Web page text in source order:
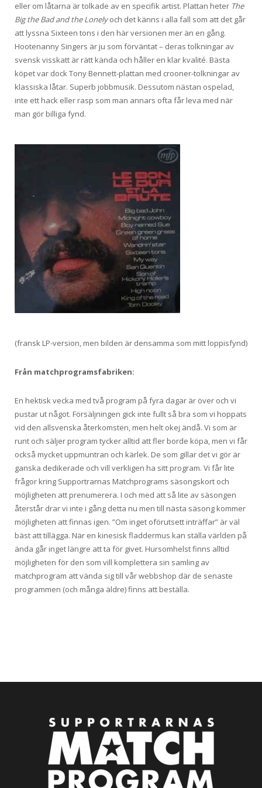
eller om låtarna är tolkade av en specifik artist. Plattan heter The
Big the Bad and the Lonelyoch det känns i alla fall som att det går
att lyssna Sixteen tons i den här versionen mer än en gång.
Hootenanny Singers är ju som förväntat – deras tolkningar av
svensk visskatt är rätt kända och håller en klar kvalité. Bästa
köpet var dock Tony Bennett-plattan med crooner-tolkningar av
klassiska låtar. Superb jobbmusik. Dessutom nästan ospelad,
inte ett hack eller rasp som man annars ofta får leva med när
man gör billiga fynd.
(fransk LP-version, men bilden är densamma som mitt loppisfynd)
Från matchprogramsfabriken:
En hektisk vecka med två program på fyra dagar är över och vi
pustar ut något. Försäljningen gick inte fullt så bra som vi hoppats
vid den allsvenska återkomsten, men helt okej ändå. Vi som är
runt och säljer program tycker alltid att fler borde köpa, men vi får
också mycket uppmuntran och kärlek. De som gillar det vi gör är
ganska dedikerade och vill verkligen ha sitt program. Vi får lite
frågor kring Supportrarnas Matchprograms säsongskort och
möjligheten att prenumerera. I och med att så lite av säsongen
återstår drar vi inte i gång detta nu men till nästa säsong kommer
möjligheten att finnas igen. ”Om inget oförutsett inträffar” är väl
bäst att tillägga. När en kinesisk fladdermus kan ställa världen på
ända går inget längre att ta för givet. Hursomhelst finns alltid
möjligheten för den som vill komplettera sin samling av
matchprogram att vända sig till vår webbshop där de senaste
programmen (och många äldre) finns att beställa.